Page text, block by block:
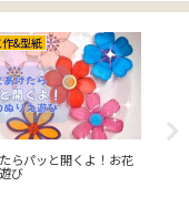
&型紙
らパッと開くよ！お花
び